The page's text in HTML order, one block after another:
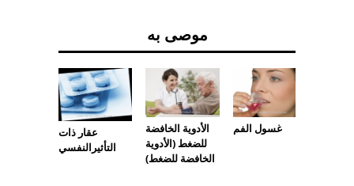
موصى به
عقار ذات
التأثيرالنفسي
الأدوية الخافضة
للضغط (الأدوية
الخافضة للضغط)
غسول الفم